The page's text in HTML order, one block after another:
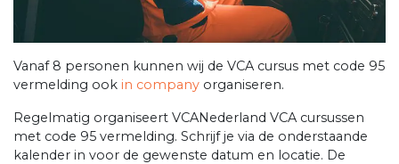
Vanaf 8 personen kunnen wij de VCA cursus met code 95
vermelding ook in company organiseren.
Regelmatig organiseert VCANederland VCA cursussen
met code 95 vermelding. Schrijf je via de onderstaande
kalender in voor de gewenste datum en locatie. De